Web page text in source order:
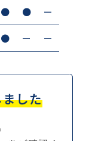
● ● ー
● ー ー
した